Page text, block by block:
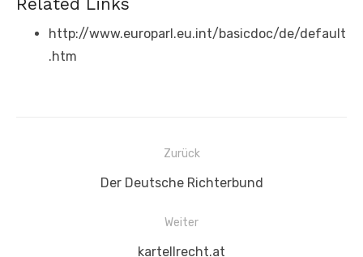
http://www.europarl.eu.int/basicdoc/de/default
.htm
Beitragsnavigation
Zurück
Vorheriger
Der Deutsche Richterbund
Weiter
Nächster
kartellrecht.at